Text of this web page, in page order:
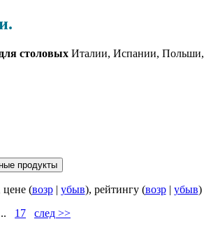
столовых Италии, Испании, Польши,
цене (возр| убыв), рейтингу (возр| убыв)
17 след >>